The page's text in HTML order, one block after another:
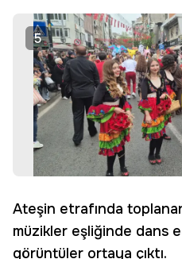
5
Ateşin etrafında
müzikler eşliğinde dans
görüntüler ortaya çıktı.